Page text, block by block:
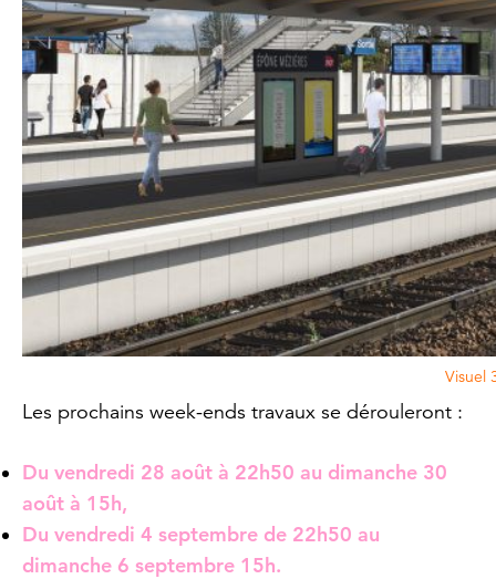
Visuel
Les prochains week-ends travaux se dérouleront :
Du vendredi 28 août à 22h50 au dimanche 30
août à 15h,
Du vendredi 4 septembre de 22h50 au
dimanche 6 septembre 15h.